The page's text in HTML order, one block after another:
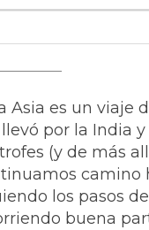
Asia es un viaje
por la India
(y de más
camino
los pasos
buena